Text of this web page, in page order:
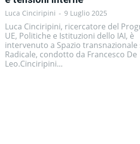
Luca Cinciripini - 9 Luglio 2025
Luca Cinciripini, ricercatore del
UE, Politiche e Istituzioni dello IAI, è
intervenuto a Spazio transnazionale
Radicale, condotto da Francesco De
Leo.Cinciripini...